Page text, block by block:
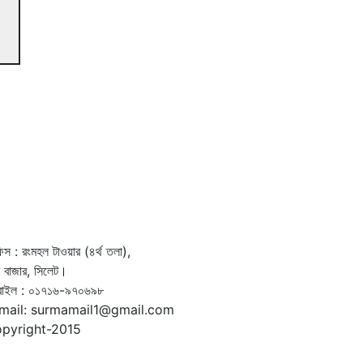
: রংমহল টাওয়ার (৪র্থ তলা),
বাজার, সিলেট।
: ০১৭১৬-৯৭০৬৯৮
surmamail1@gmail.com
2015